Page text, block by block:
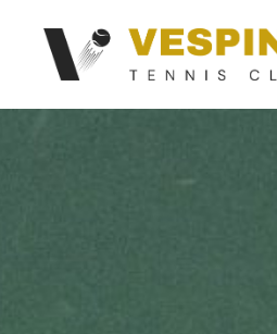
contenu